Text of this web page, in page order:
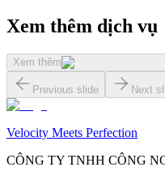
Xem thêm dịch vụ
Xem thêm
Previous slide Next
Velocity Meets Perfection
CÔNG TY TNHH CÔNG